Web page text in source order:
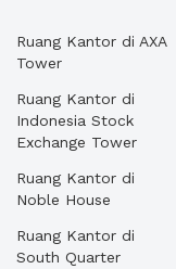
Ruang Kantor di AXA
Tower
Ruang Kantor di
Indonesia Stock
Exchange Tower
Ruang Kantor di
Noble House
Ruang Kantor di
South Quarter